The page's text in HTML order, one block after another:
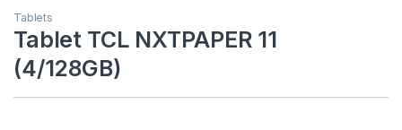
Tablets
Tablet TCL NXTPAPER 11
(4/128GB)